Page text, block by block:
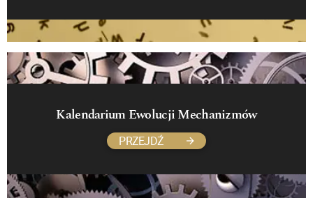
Kalendarium Ewolucji Mechanizmów
PRZEJDŹ